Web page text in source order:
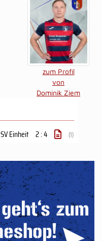
zum Profil
von
Dominik Ziem
SV Einheit 2 : 4 (1)